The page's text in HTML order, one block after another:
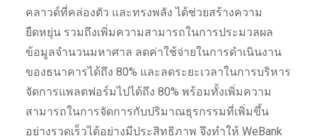
คลาวด์ที่คล่องตัว และทรงพลัง ได้ช่วยสร้างความ
ยืดหยุ่น รวมถึงเพิ่มความสามารถในการประมวลผล
ข้อมูลจำนวนมหาศาล ลดค่าใช้จ่ายในการดำเนินงาน
ของธนาคารได้ถึง 80% และลดระยะเวลาในการบริหาร
จัดการแพลตฟอร์มไปได้ถึง 80% พร้อมทั้งเพิ่มความ
สามารถในการจัดการกับปริมาณธุรกรรมที่เพิ่มขึ้น
อย่างรวดเร็วได้อย่างมีประสิทธิภาพ จึงทำให้ WeBank